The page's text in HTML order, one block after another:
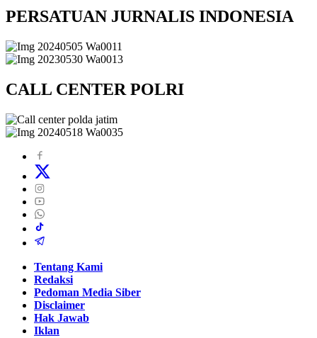
PERSATUAN JURNALIS INDONESIA
CALL CENTER POLRI
Tentang Kami
Redaksi
Pedoman Media Siber
Disclaimer
Hak Jawab
Iklan